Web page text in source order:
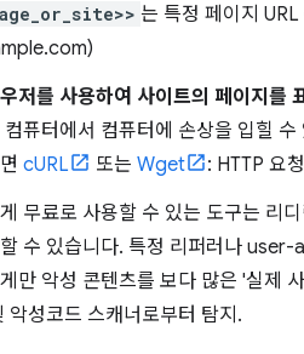
는 특정 페이지 URL
저를 사용하여 사이트의 페이지를
컴퓨터에서 컴퓨터에 손상을 입힐
cURL 또는 Wget
: HTTP 요
무료로 사용할 수 있는 도구는 리
수 있습니다. 특정 리퍼러나
만 악성 콘텐츠를 보다 많은 '실제
악성코드 스캐너로부터 탐지.